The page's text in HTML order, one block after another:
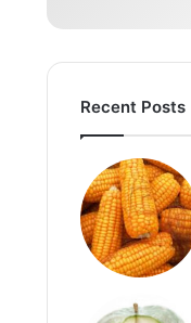
Recent Posts